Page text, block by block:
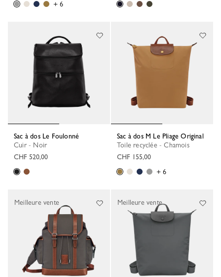
+ 6
Sac à dos Le Foulonné
Cuir - Noir
CHF 520,00
Sac à dos M Le Pliage Original
Toile recyclée - Chamois
CHF 155,00
+ 6
Meilleure vente Meilleure vente